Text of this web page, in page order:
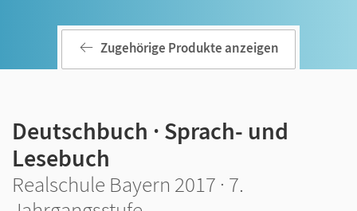
Zugehörige Produkte anzeigen
Deutschbuch · Sprach- und
Lesebuch
Realschule Bayern 2017 · 7.